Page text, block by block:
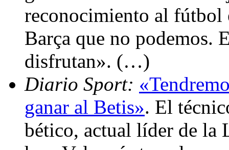
reconocimiento al fútbol
Barça que no podemos.
disfrutan». (…)
Diario Sport:
ganar al Betis». El
bético, actual líder de la